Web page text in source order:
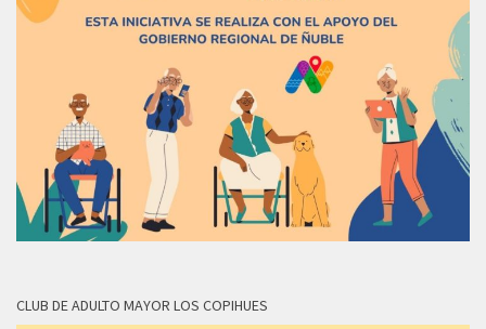
CLUB DE ADULTO MAYOR LOS COPIHUES